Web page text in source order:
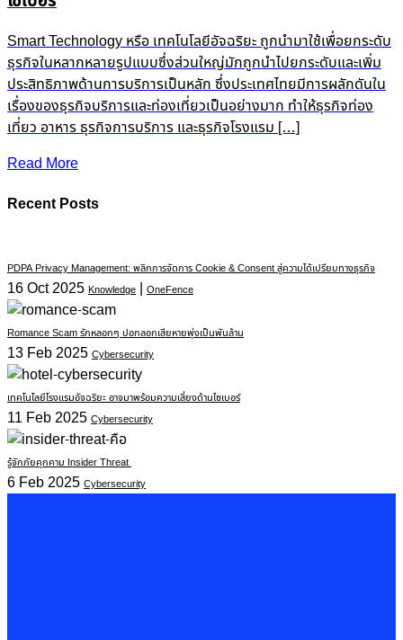
Smart Technology หรือ เทคโนโลยีอัจฉริยะ ถูกนำมาใช้เพื่อยกระดับ
ธุรกิจในหลากหลายรูปแบบซึ่งส่วนใหญ่มักถูกนำไปยกระดับและเพิ่ม
ประสิทธิภาพด้านการบริการเป็นหลัก ซึ่งประเทศไทยมีการผลักดันใน
เรื่องของธุรกิจบริการและท่องเที่ยวเป็นอย่างมาก ทำให้ธุรกิจท่อง
เที่ยว อาหาร ธุรกิจการบริการ และธุรกิจโรงแรม […]
Read More
Recent Posts
PDPA Privacy Management: พลิกการจัดการ Cookie & Consent สู่ความได้เปรียบทางธุรกิจ
16 Oct 2025 Knowledge | OneFence
Romance Scam รักหลอกๆ ปอกลอกเสียหายพุ่งเป็นพันล้าน
13 Feb 2025 Cybersecurity
เทคโนโลยีโรงแรมอัจฉริยะ อาจมาพร้อมความเสี่ยงด้านไซเบอร์
11 Feb 2025 Cybersecurity
รู้จักภัยคุกคาม Insider Threat
6 Feb 2025 Cybersecurity